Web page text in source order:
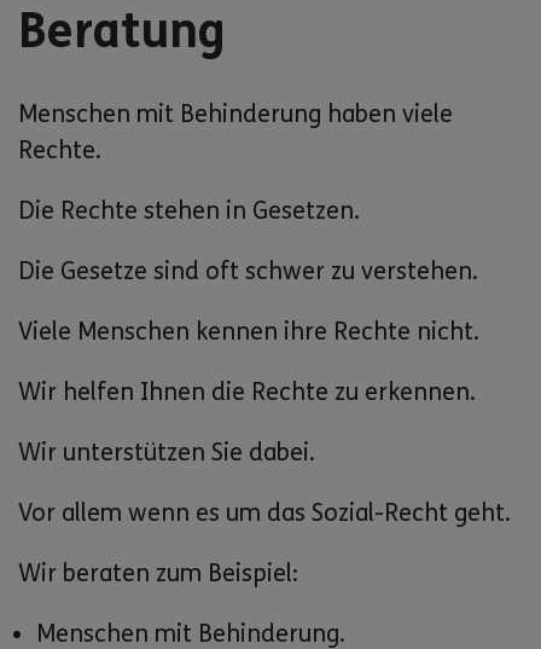
Beratung
Menschen mit Behinderung haben viele
Rechte.
Die Rechte stehen in Gesetzen.
Die Gesetze sind oft schwer zu verstehen.
Viele Menschen kennen ihre Rechte nicht.
Wir helfen Ihnen die Rechte zu erkennen.
Wir unterstützen Sie dabei.
Vor allem wenn es um das Sozial-Recht geht.
Wir beraten zum Beispiel:
Menschen mit Behinderung.